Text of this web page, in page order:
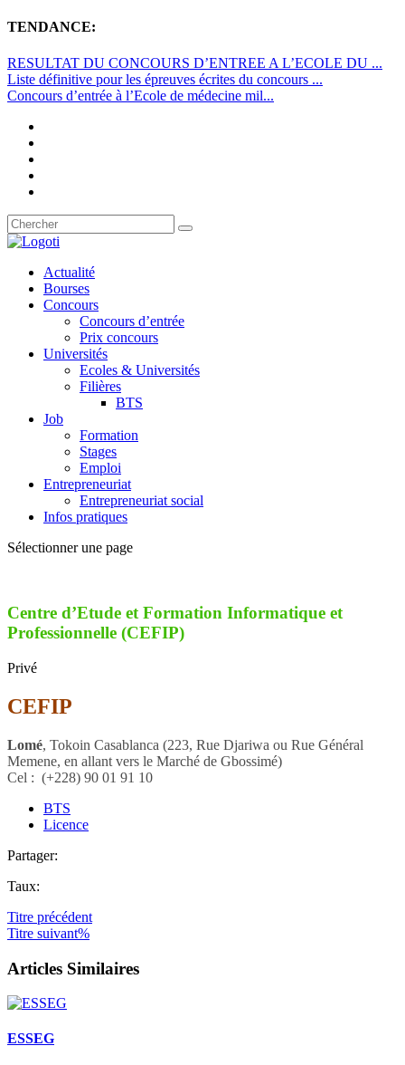
TENDANCE:
RESULTAT DU CONCOURS D’ENTREE A L’ECOLE DU ...
Liste définitive pour les épreuves écrites du concours ...
Concours d’entrée à l’Ecole de médecine mil...
Actualité
Bourses
Concours
Concours d’entrée
Prix concours
Universités
Ecoles & Universités
Filières
BTS
Job
Formation
Stages
Emploi
Entrepreneuriat
Entrepreneuriat social
Infos pratiques
Sélectionner une page
Centre d’Etude et Formation Informatique et
Professionnelle (CEFIP)
Privé
CEFIP
Lomé, Tokoin Casablanca (223, Rue Djariwa ou Rue Général
Memene, en allant vers le Marché de Gbossimé)
Cel : (+228) 90 01 91 10
BTS
Licence
Partager:
Taux:
Titre précédent
Titre suivant%
Articles Similaires
ESSEG